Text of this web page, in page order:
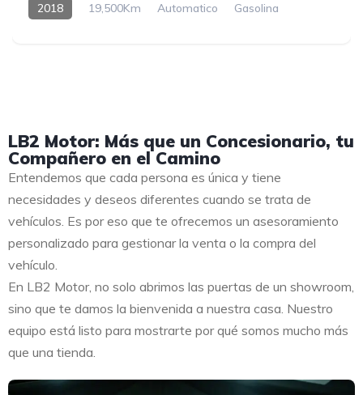
2018 19,500Km Automatico Gasolina
LB2 Motor: Más que un Concesionario, tu
Compañero en el Camino
Entendemos que cada persona es única y tiene
necesidades y deseos diferentes cuando se trata de
vehículos. Es por eso que te ofrecemos un asesoramiento
personalizado para gestionar la venta o la compra del
vehículo.
En LB2 Motor, no solo abrimos las puertas de un showroom,
sino que te damos la bienvenida a nuestra casa. Nuestro
equipo está listo para mostrarte por qué somos mucho más
que una tienda.